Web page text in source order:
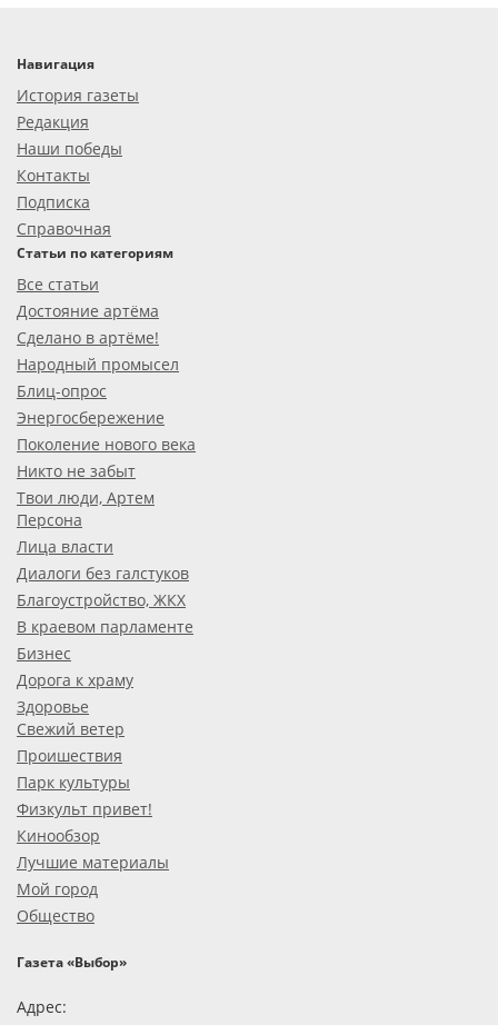
Навигация
История газеты
Редакция
Наши победы
Контакты
Подписка
Справочная
Статьи по категориям
Все статьи
Достояние артёма
Сделано в артёме!
Народный промысел
Блиц-опрос
Энергосбережение
Поколение нового века
Никто не забыт
Твои люди, Артем
Персона
Лица власти
Диалоги без галстуков
Благоустройство, ЖКХ
В краевом парламенте
Бизнес
Дорога к храму
Здоровье
Свежий ветер
Проишествия
Парк культуры
Физкульт привет!
Кинообзор
Лучшие материалы
Мой город
Общество
Газета «Выбор»
Адрес: